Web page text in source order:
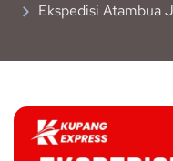
Ekspedisi Atambua